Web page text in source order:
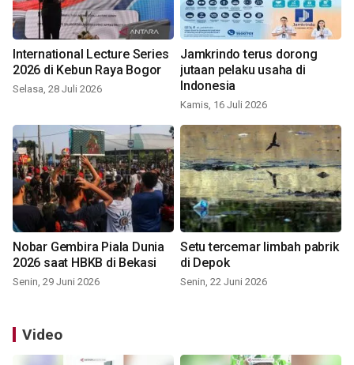
International Lecture Series
2026 di Kebun Raya Bogor
Selasa, 28 Juli 2026
Jamkrindo terus dorong
jutaan pelaku usaha di
Indonesia
Kamis, 16 Juli 2026
Nobar Gembira Piala Dunia
2026 saat HBKB di Bekasi
Senin, 29 Juni 2026
Setu tercemar limbah pabrik
di Depok
Senin, 22 Juni 2026
Video